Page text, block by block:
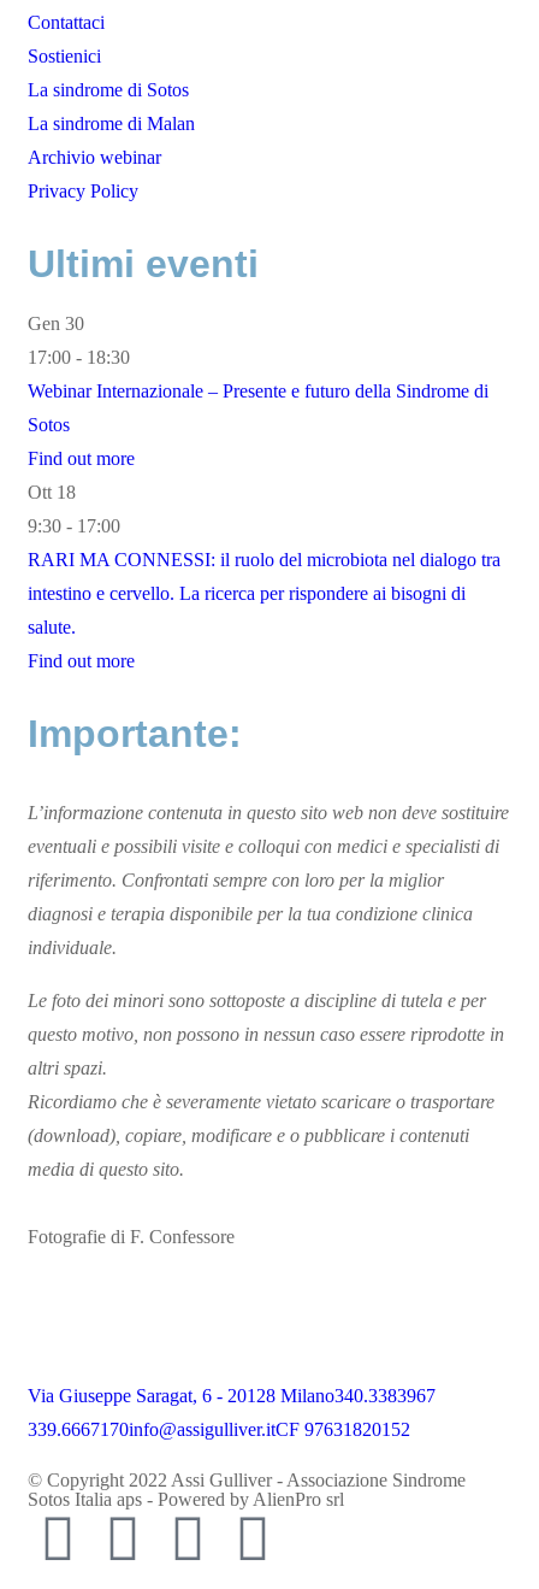
Contattaci
Sostienici
La sindrome di Sotos
La sindrome di Malan
Archivio webinar
Privacy Policy
Ultimi eventi
Gen 30
17:00 - 18:30
Webinar Internazionale – Presente e futuro della Sindrome di
Sotos
Find out more
Ott 18
9:30 - 17:00
RARI MA CONNESSI: il ruolo del microbiota nel dialogo tra
intestino e cervello. La ricerca per rispondere ai bisogni di
salute.
Find out more
Importante:
L’informazione contenuta in questo sito web non deve sostituire
eventuali e possibili visite e colloqui con medici e specialisti di
riferimento. Confrontati sempre con loro per la miglior
diagnosi e terapia disponibile per la tua condizione clinica
individuale.
Le foto dei minori sono sottoposte a discipline di tutela e per
questo motivo, non possono in nessun caso essere riprodotte in
altri spazi.
Ricordiamo che è severamente vietato scaricare o trasportare
(download), copiare, modificare e o pubblicare i contenuti
media di questo sito.
Fotografie di F. Confessore
Via Giuseppe Saragat, 6 - 20128 Milano340.3383967
339.6667170info@assigulliver.itCF 97631820152
© Copyright 2022 Assi Gulliver - Associazione Sindrome
Sotos Italia aps - Powered by AlienPro srl